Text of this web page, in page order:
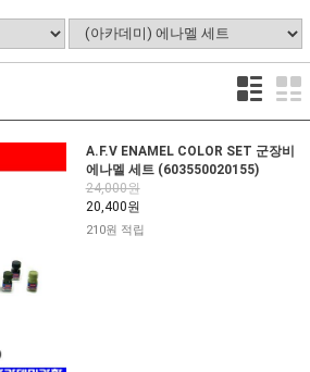
A.F.V ENAMEL COLOR SET 군장비
에나멜 세트 (603550020155)
24,000원
20,400원
210원 적립